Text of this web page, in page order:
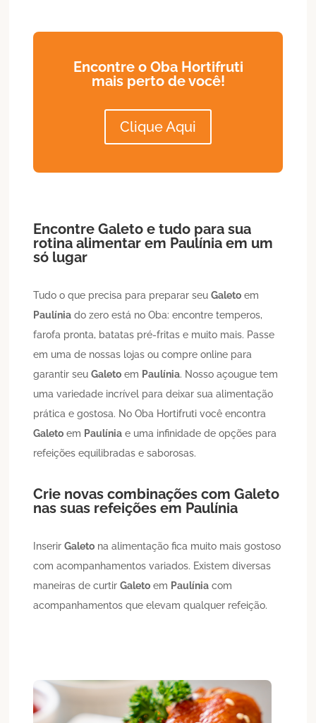
Encontre o Oba Hortifruti
mais perto de você!
Clique Aqui
EncontreGaleto e tudo para sua
rotina alimentar em Paulínia em um
só lugar
Tudo o que precisa para preparar seuGaleto em
Paulínia do zero está no Oba: encontre temperos,
farofa pronta, batatas pré-fritas e muito mais. Passe
em uma de nossas lojas ou compre online para
garantir seuGaleto em Paulínia. Nosso açougue tem
uma variedade incrível para deixar sua alimentação
prática e gostosa. No Oba Hortifruti você encontra
Galeto em Paulínia e uma infinidade de opções para
refeições equilibradas e saborosas.
Crie novas combinações comGaleto
nas suas refeições em Paulínia
InserirGaleto na alimentação fica muito mais gostoso
com acompanhamentos variados. Existem diversas
maneiras de curtirGaleto em Paulínia com
acompanhamentos que elevam qualquer refeição.